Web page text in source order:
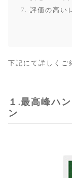
評価の高い
下記にて詳しくご
１.最高峰ハ
ン